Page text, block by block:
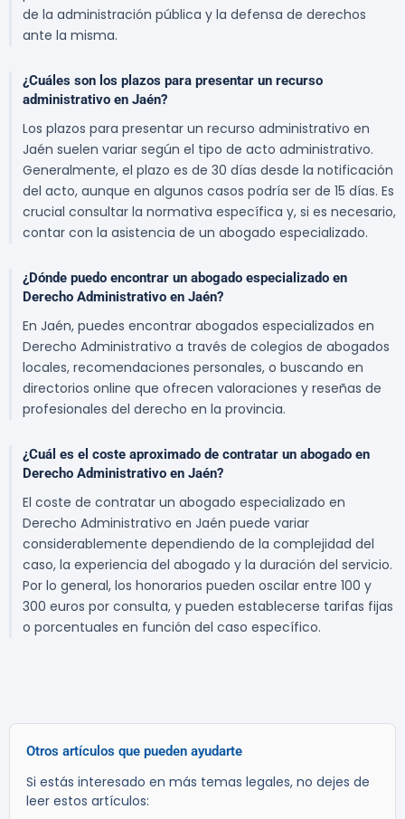
de la administración pública y la defensa de derechos
ante la misma.
¿Cuáles son los plazos para presentar un recurso
administrativo en Jaén?
Los plazos para presentar un recurso administrativo en
Jaén suelen variar según el tipo de acto administrativo.
Generalmente, el plazo es de 30 días desde la notificación
del acto, aunque en algunos casos podría ser de 15 días. Es
crucial consultar la normativa específica y, si es necesario,
contar con la asistencia de un abogado especializado.
¿Dónde puedo encontrar un abogado especializado en
Derecho Administrativo en Jaén?
En Jaén, puedes encontrar abogados especializados en
Derecho Administrativo a través de colegios de abogados
locales, recomendaciones personales, o buscando en
directorios online que ofrecen valoraciones y reseñas de
profesionales del derecho en la provincia.
¿Cuál es el coste aproximado de contratar un abogado en
Derecho Administrativo en Jaén?
El coste de contratar un abogado especializado en
Derecho Administrativo en Jaén puede variar
considerablemente dependiendo de la complejidad del
caso, la experiencia del abogado y la duración del servicio.
Por lo general, los honorarios pueden oscilar entre 100 y
300 euros por consulta, y pueden establecerse tarifas fijas
o porcentuales en función del caso específico.
Otros artículos que pueden ayudarte
Si estás interesado en más temas legales, no dejes de
leer estos artículos: